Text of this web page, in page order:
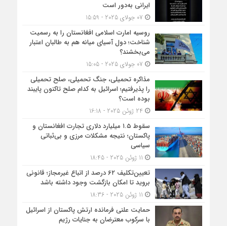
ایرانی به‌دور است
روسیه امارت اسلامی افغانستان را به رسمیت
شناخت؛ دول آسیای میانه هم به طالبان اعتبار
می‎‌بخشند؟
مذاکره تحمیلی، جنگ تحمیلی، صلح تحمیلی
را پذیرفتیم؛ اسرائیل به کدام صلح تاکنون پایبند
بوده است؟
سقوط ۱.۵ میلیارد دلاری تجارت افغانستان و
پاکستان؛ نتیجه مشکلات مرزی و بی‌ثباتی
سیاسی
تعیین‌تکلیف ۶۲ درصد از اتباع غیرمجاز؛ قانونی
بروید تا امکان بازگشت وجود داشته باشد
حمایت علنی فرمانده ارتش پاکستان از اسرائیل
با سرکوب معترضان به جنایات رژیم